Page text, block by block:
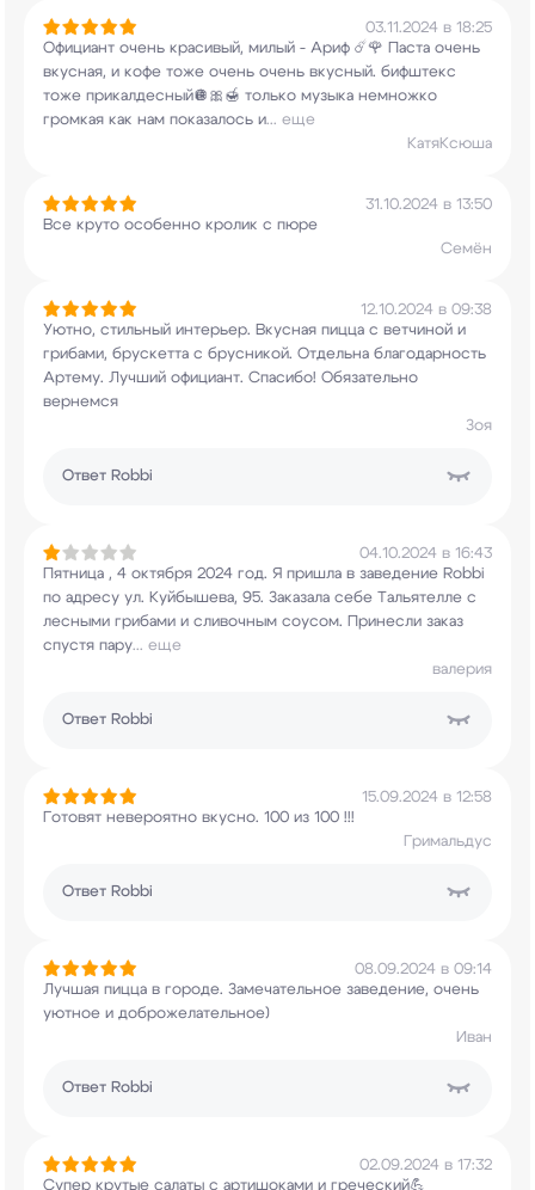
03.11.2024 в 18:25
Официант очень красивый, милый - Ариф ☄️🌹 Паста очень
вкусная, и кофе тоже очень очень вкусный. бифштекс
тоже прикалдесный🪩🎀🍯 только музыка немножко
громкая как нам показалось и... еще
КатяКсюша
31.10.2024 в 13:50
Все круто особенно кролик с пюре
Семён
12.10.2024 в 09:38
Уютно, стильный интерьер. Вкусная пицца с ветчиной и
грибами, брускетта с брусникой. Отдельна благодарность
Артему. Лучший официант. Спасибо! Обязательно
вернемся
Зоя
Ответ Robbi
04.10.2024 в 16:43
Пятница , 4 октября 2024 год. Я пришла в заведение Robbi
по адресу ул. Куйбышева, 95. Заказала себе Тальятелле с
лесными грибами и сливочным соусом. Принесли заказ
спустя пару... еще
валерия
Ответ Robbi
15.09.2024 в 12:58
Готовят невероятно вкусно. 100 из 100 !!!
Гримальдус
Ответ Robbi
08.09.2024 в 09:14
Лучшая пицца в городе. Замечательное заведение, очень
уютное и доброжелательное)
Иван
Ответ Robbi
02.09.2024 в 17:32
Супер крутые салаты с артишоками и греческий💪